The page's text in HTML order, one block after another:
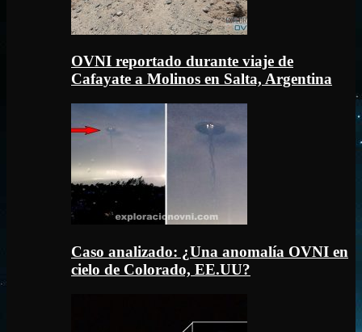
OVNI reportado durante viaje de
Cafayate a Molinos en Salta, Argentina
Caso analizado: ¿Una anomalía OVNI en
cielo de Colorado, EE.UU?